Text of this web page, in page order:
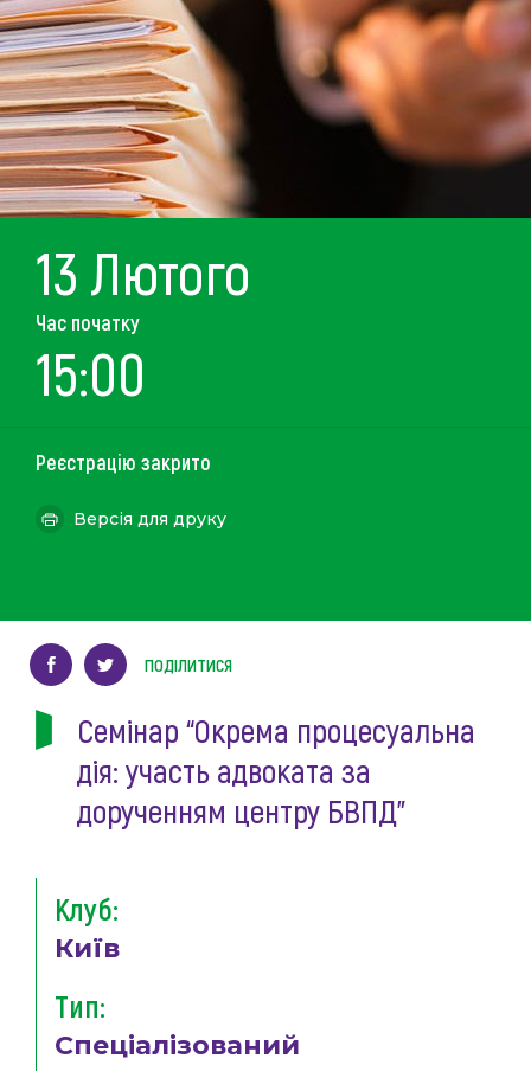
Семінар “Окрема процесуальна
дія: участь адвоката за
дорученням центру БВПД”
Клуб:
Київ
Тип:
Спеціалізований
13 Лютого
Час початку
15:00
Реєстрацію закрито
Версія для друку
ПОДІЛИТИСЯ